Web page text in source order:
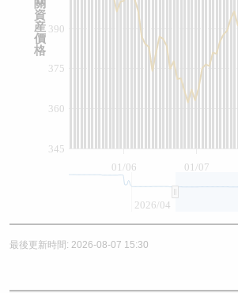
01/07
01/06
360
345
375
390
2026/04
關
資
産
價
格
最後更新時間: 2026-08-07 15:30
牛熊證文件及公告 (瑞信)
收市競價變化